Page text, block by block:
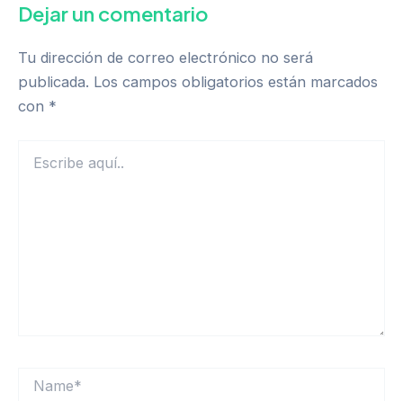
Dejar un comentario
Tu dirección de correo electrónico no será
publicada. Los campos obligatorios están marcados
con *
aquí..